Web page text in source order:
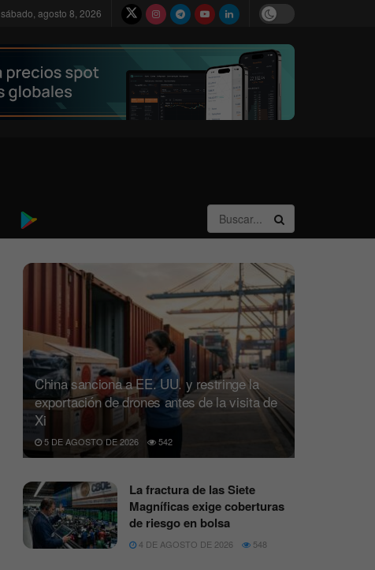
sábado, agosto 8, 2026
China sanciona a EE. UU. y restringe la
exportación de drones antes de la visita de
Xi
5 DE AGOSTO DE 2026 542
La fractura de las Siete
Magníficas exige coberturas
de riesgo en bolsa
4 DE AGOSTO DE 2026 548